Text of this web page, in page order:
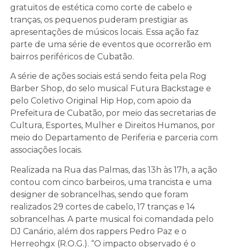
gratuitos de estética como corte de cabelo e
tranças, os pequenos puderam prestigiar as
apresentações de músicos locais. Essa ação faz
parte de uma série de eventos que ocorrerão em
bairros periféricos de Cubatão.
A série de ações sociais está sendo feita pela Rog
Barber Shop, do selo musical Futura Backstage e
pelo Coletivo Original Hip Hop, com apoio da
Prefeitura de Cubatão, por meio das secretarias de
Cultura, Esportes, Mulher e Direitos Humanos, por
meio do Departamento de Periferia e parceria com
associações locais.
Realizada na Rua das Palmas, das 13h às 17h, a ação
contou com cinco barbeiros, uma trancista e uma
designer de sobrancelhas, sendo que foram
realizados 29 cortes de cabelo, 17 tranças e 14
sobrancelhas. A parte musical foi comandada pelo
DJ Canário, além dos rappers Pedro Paz e o
Herreohgx (R.O.G.). “O impacto observado é o